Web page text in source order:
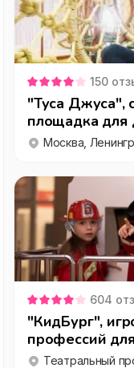
150
"Туса Джуса",
площадка для
Москва,
604
"КидБург",
профессий
Театральный